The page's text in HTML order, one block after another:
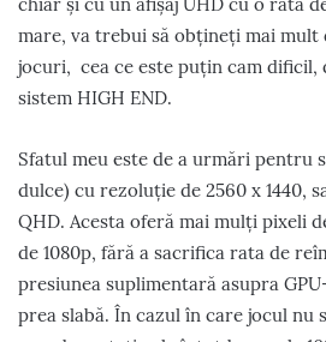
mare, va trebui să obțineți mai mult
jocuri, cea ce este puțin cam dificil,
sistem HIGH END.
Sfatul meu este de a urmări
dulce) cu rezoluție de 2560 x 1440,
QHD. Acesta oferă mai mulți pixeli
de 1080p, fără a sacrifica rata de
presiunea suplimentară asupra
prea slabă. În cazul în care jocul nu